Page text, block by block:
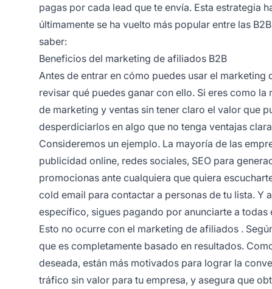
pagas por cada lead que te envía. Esta estrategia
últimamente se ha vuelto más popular entre las
saber:
Beneficios del marketing de afiliados B2B
Antes de entrar en cómo puedes usar el marketing
revisar qué puedes ganar con ello. Si eres como
de marketing y ventas sin tener claro el valor que
desperdiciarlos en algo que no tenga ventajas
Consideremos un ejemplo. La mayoría de las
publicidad online, redes sociales, SEO para
promocionas ante cualquiera que quiera
cold email para contactar a personas de tu lista. Y
específico, sigues pagando por anunciarte a todas
Esto no ocurre con el marketing de afiliados .
que es completamente basado en resultados.
deseada, están más motivados para lograr la
tráfico sin valor para tu empresa, y asegura que